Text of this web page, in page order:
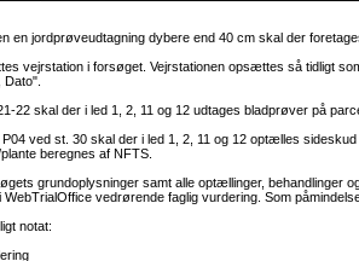
en jordprøveudtagning dybere end 40 cm skal der
vejrstation i forsøget. Vejrstationen opsættes så tidligt
22 skal der i led 1, 2, 11 og 12 udtages bladprøver på
P04 ved st. 30 skal der i led 1, 2, 11 og 12 optælles
beregnes af NFTS.
grundoplysninger samt alle optællinger, behandlinger
vedrørende faglig vurdering. Som
notat: